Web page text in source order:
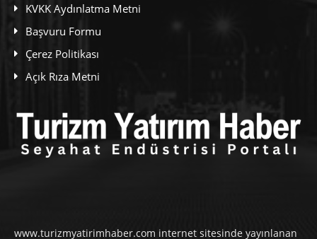
KVKK Aydınlatma Metni
Başvuru Formu
Çerez Politikası
Açık Rıza Metni
www.turizmyatirimhaber.com internet sitesinde yayınlanan